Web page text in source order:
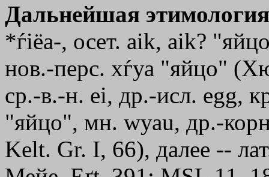
Дальнейшая
*ѓiёа-, осет. aik, aik?
нов.-перс. хѓуа "яйцо"
ср.-в.-н. еi, др.-исл. egg,
"яйцо", мн. wуаu, др.-
Kelt. Gr. I, 66), далее --